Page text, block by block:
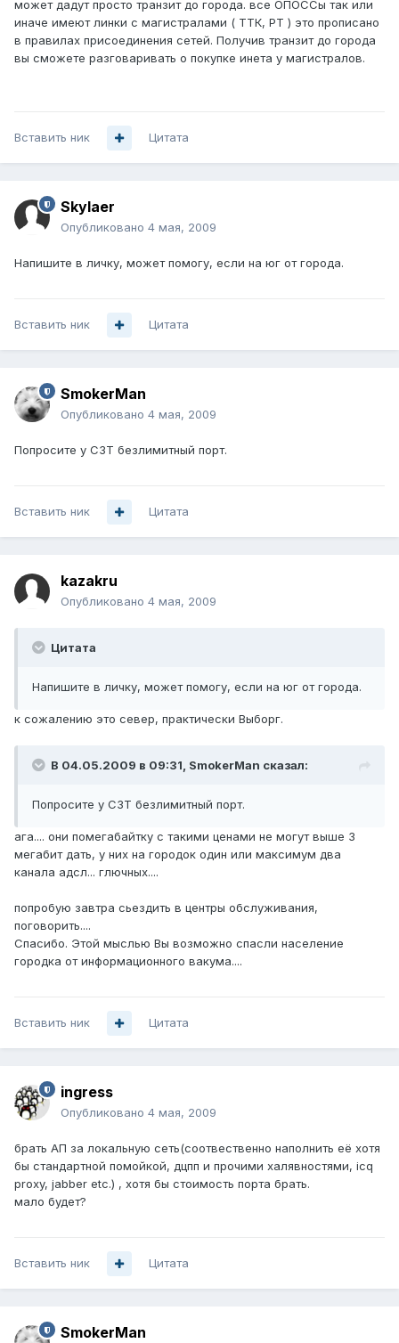
может дадут просто транзит до города. все ОПОССы так или
иначе имеют линки с магистралами ( ТТК, РТ ) это прописано
в правилах присоединения сетей. Получив транзит до города
вы сможете разговаривать о покупке инета у магистралов.
Вставить ник Цитата
Skylaer
Опубликовано 4 мая, 2009
Напишите в личку, может помогу, если на юг от города.
Вставить ник Цитата
SmokerMan
Опубликовано 4 мая, 2009
Попросите у СЗТ безлимитный порт.
Вставить ник Цитата
kazakru
Опубликовано 4 мая, 2009
Цитата
Напишите в личку, может помогу, если на юг от города.
к сожалению это север, практически Выборг.
В 04.05.2009 в 09:31, SmokerMan сказал:
Попросите у СЗТ безлимитный порт.
ага.... они помегабайтку с такими ценами не могут выше 3
мегабит дать, у них на городок один или максимум два
канала адсл... глючных....
попробую завтра сьездить в центры обслуживания,
поговорить....
Спасибо. Этой мыслью Вы возможно спасли население
городка от информационного вакума....
Вставить ник Цитата
ingress
Опубликовано 4 мая, 2009
брать АП за локальную сеть(соотвественно наполнить её хотя
бы стандартной помойкой, дцпп и прочими халявностями, icq
proxy, jabber etc.) , хотя бы стоимость порта брать.
мало будет?
Вставить ник Цитата
SmokerMan